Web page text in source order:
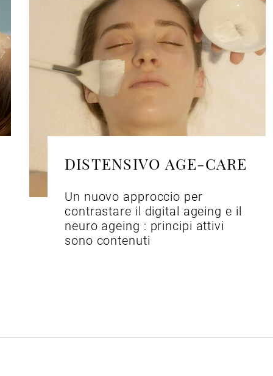
DISTENSIVO AGE-CARE
Un nuovo approccio per
contrastare il digital ageing e il
neuro ageing : principi attivi
sono contenuti